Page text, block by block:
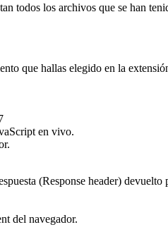
todos los archivos que se han
que hallas elegido en la
en vivo.
(Response header)
del navegador.